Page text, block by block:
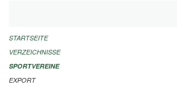
ALLGEMEINE INFORMATIONEN
FINANZIELLE UNTERSTÜTZUNG BENÖTIGT?
STARTSEITE
VERZEICHNISSE
SPORTVEREINE
EXPORT